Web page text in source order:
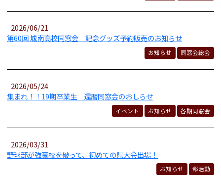
2026/06/21
第60回 城南高校同窓会 記念グッズ予約販売のお知らせ
お知らせ 同窓会総会
2026/05/24
集まれ！！19期卒業生 還暦同窓会のおしらせ
イベント お知らせ 各期同窓会
2026/03/31
野球部が強豪校を破って、初めての県大会出場！
お知らせ 部活動